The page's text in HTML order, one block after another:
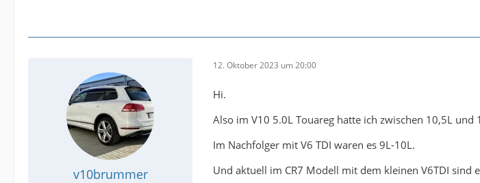
v10brummer
12. Oktober 2023 um 20:00
Hi.
Also im V10 5.0L Touareg hatte ich zwischen 10,5L und
Im Nachfolger mit V6 TDI waren es 9L-10L.
Und aktuell im CR7 Modell mit dem kleinen V6TDI sind